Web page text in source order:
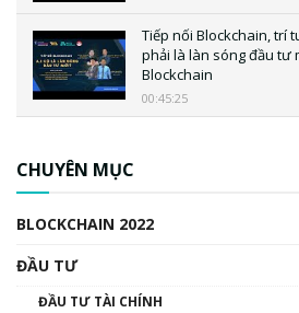
Tiếp nối Blockchain, trí
phải là làn sóng đầu tư
Blockchain
00:45:25
00:02:14
CHUYÊN MỤC
BLOCKCHAIN 2022
ĐẦU TƯ
ĐẦU TƯ TÀI CHÍNH